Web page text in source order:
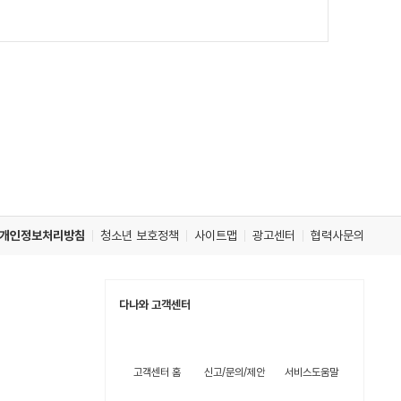
개인정보처리방침 청소년 보호정책 사이트맵 광고센터 협력사문의
다나와 고객센터
고객센터 홈 신고/문의/제안 서비스도움말